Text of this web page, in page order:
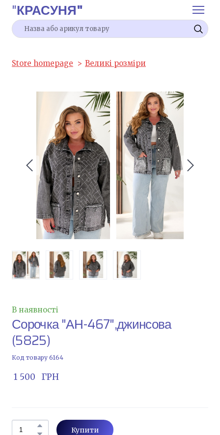
"КРАСУНЯ"
Store homepage Великі розміри
В наявності
Сорочка "АН-467",джинсова
(5825)
Код товару 6164
1 500   ГРН
Купити